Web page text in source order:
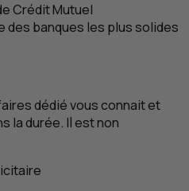
Crédit Mutuel
des banques les plus solides
dédié vous connait et
la durée. Il est non